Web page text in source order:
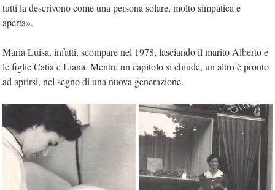
tutti la descrivono come una persona solare, molto simpatica e
aperta».
Maria Luisa, infatti, scompare nel 1978, lasciando il marito Alberto e
le figlie Catia e Liana. Mentre un capitolo si chiude, un altro è pronto
ad aprirsi, nel segno di una nuova generazione.